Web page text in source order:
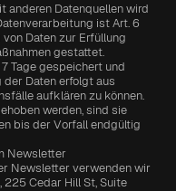
anderen Datenquellen wird
ist Art. 6
Daten zur Erfüllung
gestattet.
Tage gespeichert und
Daten erfolgt aus
aufklären zu können.
werden, sind sie
bis der Vorfall endgültig
Newsletter
Newsletter verwenden wir
, 225 Cedar Hill St, Suite